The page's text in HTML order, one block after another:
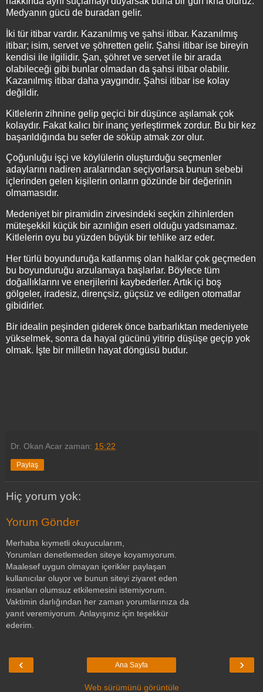
Medyanın gücü de buradan gelir.
İki tür itibar vardır. Kazanılmış ve şahsi itibar. Kazanılmış
itibar; isim, servet ve şöhretten gelir. Şahsi itibar ise bireyin
kendisi ile ilgilidir. Şan, şöhret ve servet ile bir arada
olabileceği gibi bunlar olmadan da şahsi itibar olabilir.
Kazanılmış itibar daha yaygındır. Şahsi itibar ise kolay
değildir.
Kitlelerin zihnine gelip geçici bir düşünce aşılamak çok
kolaydır. Fakat kalıcı bir inanç yerleştirmek zordur. Bu bir kez
başarıldığında bu sefer de söküp atmak zor olur.
Çoğunluğu işçi ve köylülerin oluşturduğu seçmenler
adaylarını nadiren aralarından seçiyorlarsa bunun sebebi
içlerinden gelen kişilerin onların gözünde bir değerinin
olmamasıdır.
Medeniyet bir piramidin zirvesindeki seçkin zihinlerden
müteşekkil küçük bir azınlığın eseri olduğu yadsınamaz.
Kitlelerin oyu bu yüzden büyük bir tehlike arz eder.
Her türlü boyunduruğa katlanmış olan halklar çok geçmeden
bu boyunduruğu arzulamaya başlarlar. Böylece tüm
doğallıklarını ve enerjilerini kaybederler. Artık içi boş
gölgeler, iradesiz, dirençsiz, güçsüz ve edilgen otomatlar
gibidirler.
Bir idealin peşinden giderek önce barbarlıktan medeniyete
yükselmek, sonra da hayal gücünü yitirip düşüşe geçip yok
olmak. İşte bir milletin hayat döngüsü budur.
Dr. Okan Acar zaman: 15:22
Paylaş
Hiç yorum yok:
Yorum Gönder
Merhaba kıymetli okuyucularım,
Yorumları denetlemeden siteye koyamıyorum.
Maalesef uygun olmayan içerikler paylaşan
kullanıcılar oluyor ve bunun siteyi ziyaret eden
insanları olumsuz etkilemesini istemiyorum.
Vaktimin darlığından her zaman yorumlarınıza da
yanıt veremiyorum. Anlayışınız için teşekkür
ederim.
‹ ›
Ana Sayfa
Web sürümünü görüntüle